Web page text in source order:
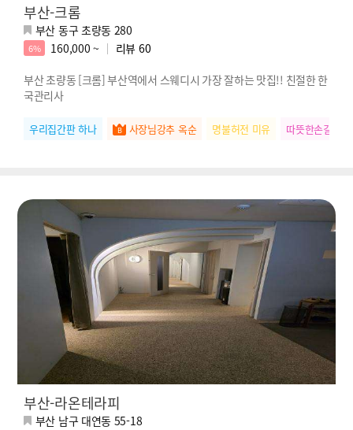
부산-크롬
부산 동구 초량동 280
6% 160,000 ~ 리뷰 60
부산 초량동 [크롬] 부산역에서 스웨디시 가장 잘하는 맛집!! 친절한 한
국관리사
우리집간판 하나 사장님강추 옥순 명불허전 미유 따뜻한손길 린
부산-라온테라피
부산 남구 대연동 55-18